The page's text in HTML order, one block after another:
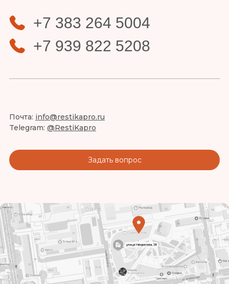
+7 383 264 5004
+7 939 822 5208
Почта: info@restikapro.ru
Telegram: @RestiKapro
Задать вопрос